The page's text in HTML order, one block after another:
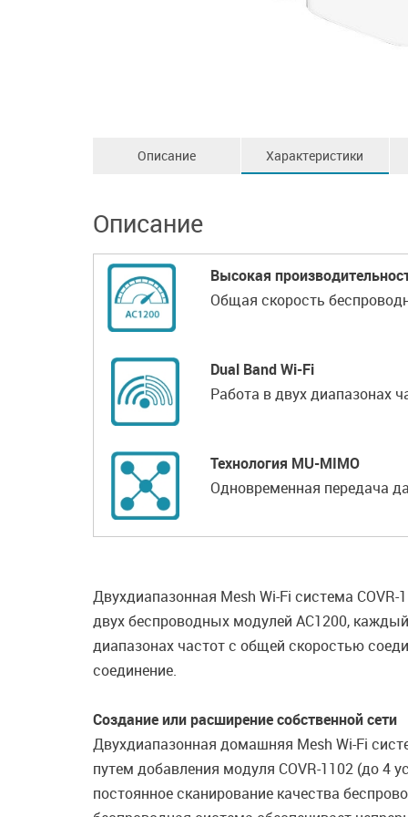
Описание Характеристики
Описание
Высокая
Общая скорость
Dual Band Wi-Fi
Работа в двух диапазонах
Технология MU-MIMO
Одновременная передача
Двухдиапазонная Mesh Wi-Fi система
двух беспроводных модулей AC1200,
диапазонах частот с общей скоростью
соединение.
Создание или расширение собственной сети
Двухдиапазонная домашняя Mesh Wi-Fi
путем добавления модуля COVR-1102 (до 4
постоянное сканирование качества